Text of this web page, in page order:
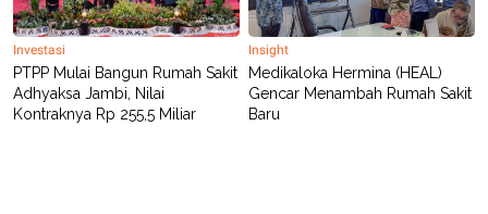
SITEMAPPROFILETERM
OF
USE
Investasi
PTPP Mulai Bangun Rumah Sakit
Adhyaksa Jambi, Nilai
Kontraknya Rp 255,5 Miliar
Insight
Medikaloka Hermina (HEAL)
Gencar Menambah Rumah Sakit
Baru